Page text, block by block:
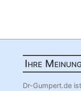
Ihre
Dr-Gumpert.de